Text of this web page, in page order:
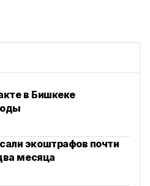
в Бишкеке
экоштрафов почти
месяца